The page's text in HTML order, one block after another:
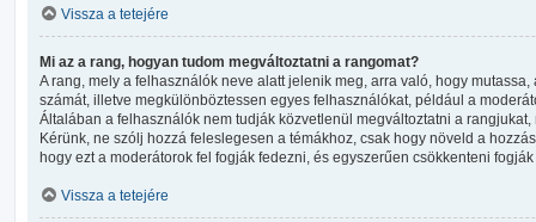
Vissza a tetejére
Mi az a rang, hogyan tudom megváltoztatni a rangomat?
A rang, mely a felhasználók neve alatt jelenik meg, arra való, hogy
számát, illetve megkülönböztessen egyes felhasználókat, például a
Általában a felhasználók nem tudják közvetlenül megváltoztatni a
Kérünk, ne szólj hozzá feleslegesen a témákhoz, csak hogy növeld a
hogy ezt a moderátorok fel fogják fedezni, és egyszerűen csökkenteni
Vissza a tetejére